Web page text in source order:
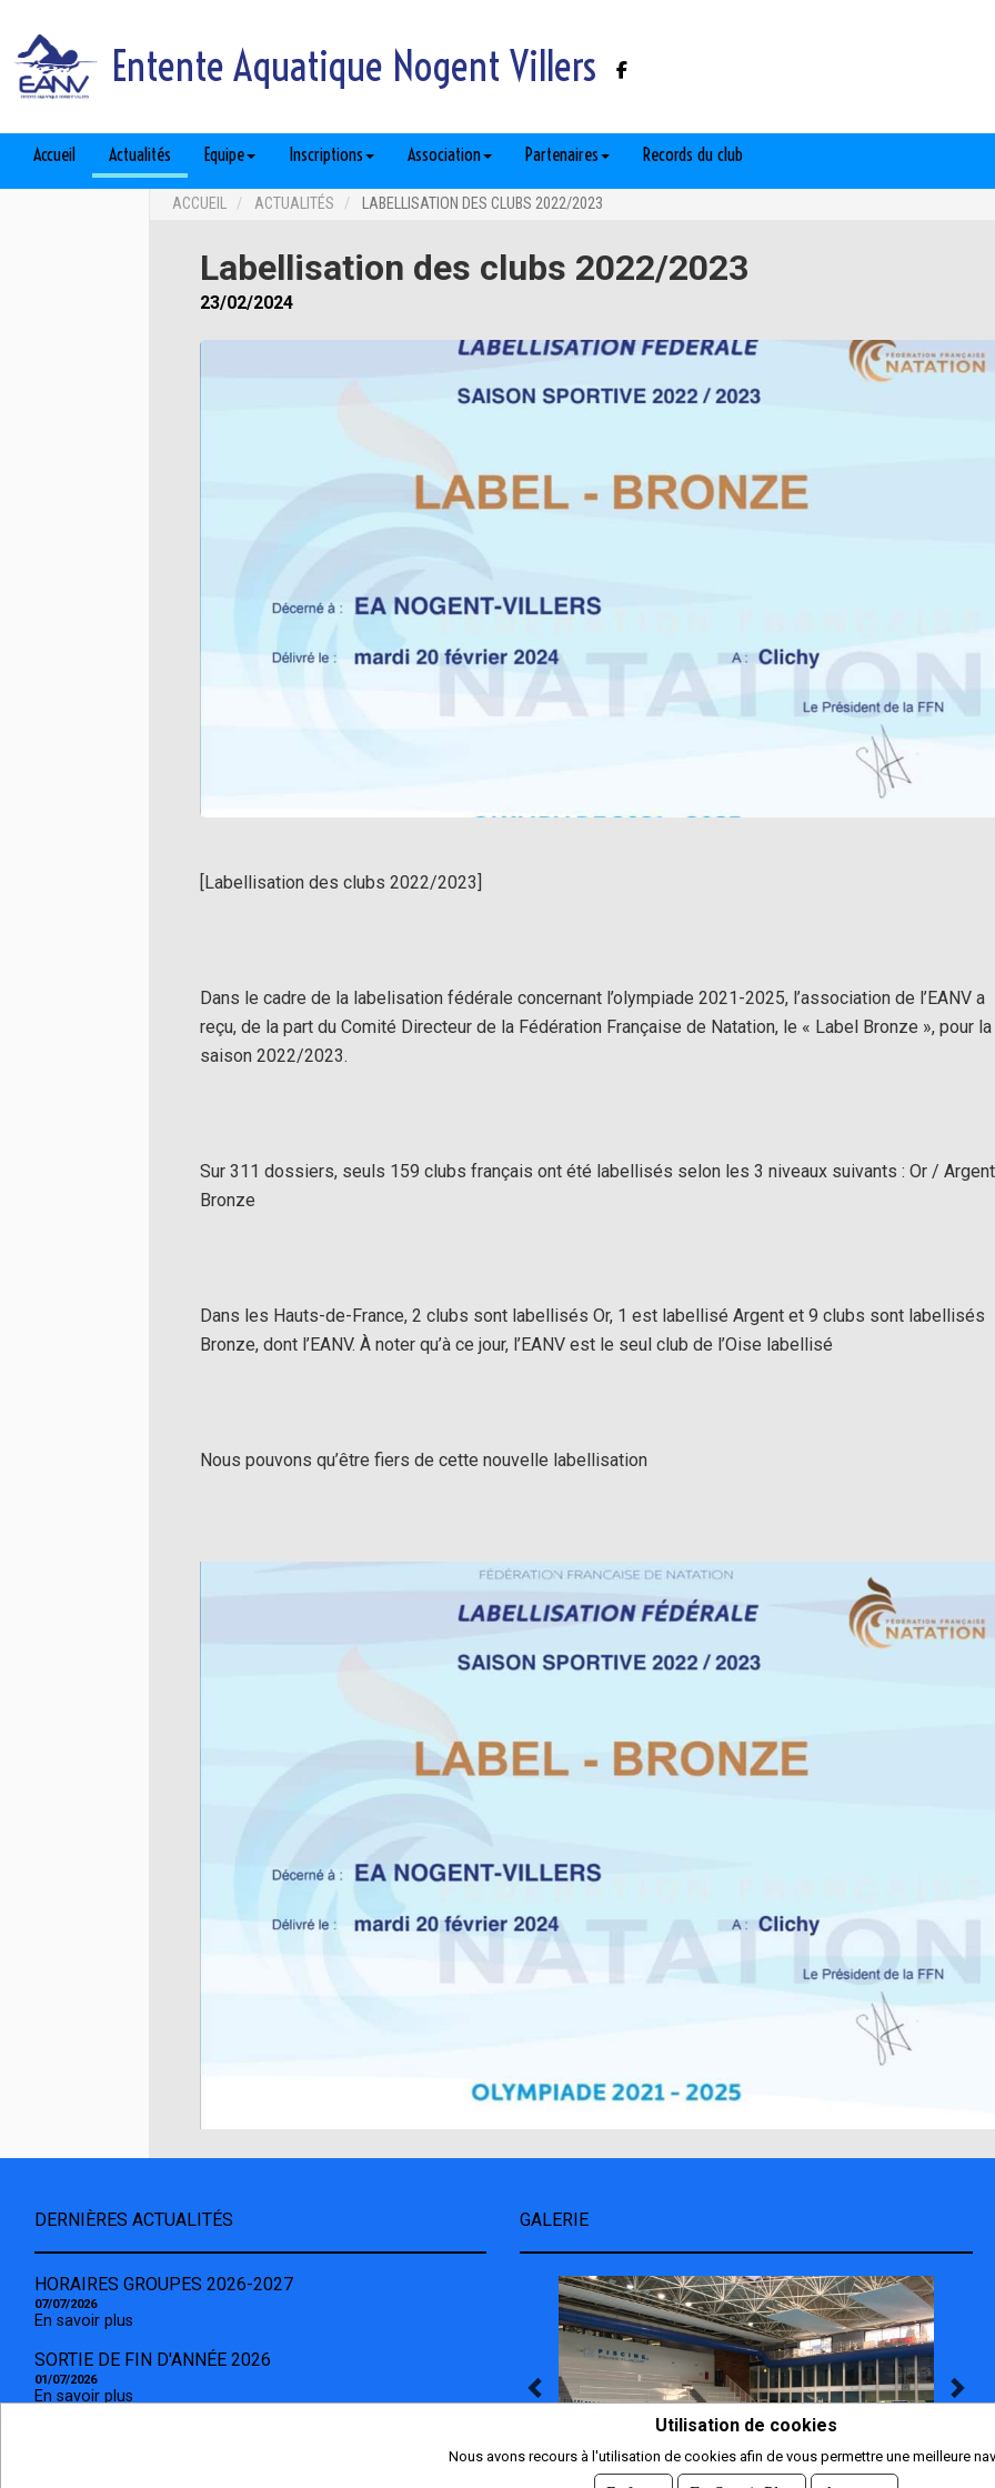
Entente Aquatique Nogent Villers
Accueil Actualités Equipe Inscriptions Association Partenaires Records du club
ACCUEIL ACTUALITÉS LABELLISATION DES CLUBS 2022/2023
Labellisation des clubs 2022/2023
23/02/2024
[Labellisation des clubs 2022/2023]
Dans le cadre de la labelisation fédérale concernant l’olympiade 2021-2025, l’association de l’EANV a
reçu, de la part du Comité Directeur de la Fédération Française de Natation, le « Label Bronze », pour la
saison 2022/2023.
Sur 311 dossiers, seuls 159 clubs français ont été labellisés selon les 3 niveaux suivants : Or /
Bronze
Dans les Hauts-de-France, 2 clubs sont labellisés Or, 1 est labellisé Argent et 9 clubs sont labellisés
Bronze, dont l’EANV. À noter qu’à ce jour, l’EANV est le seul club de l’Oise labellisé
Nous pouvons qu’être fiers de cette nouvelle labellisation
DERNIÈRES ACTUALITÉS
HORAIRES GROUPES 2026-2027
07/07/2026
En savoir plus
SORTIE DE FIN D'ANNÉE 2026
01/07/2026
En savoir plus
GALERIE
Utilisation de cookies
Nous avons recours à l'utilisation de cookies afin de vous permettre une meilleure